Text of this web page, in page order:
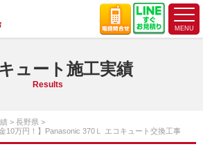
ュート施工実績
Results
長野県
10万円！】Panasonic 370Ｌ エコキュート交換工事